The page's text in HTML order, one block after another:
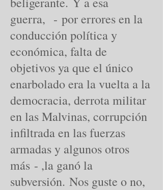
guerra, - por errores en la
conducción política y
económica, falta de
objetivos ya que el único
enarbolado era la vuelta a la
democracia, derrota militar
en las Malvinas, corrupción
infiltrada en las fuerzas
armadas y algunos otros
más - ,la ganó la
subversión. Nos guste o no,